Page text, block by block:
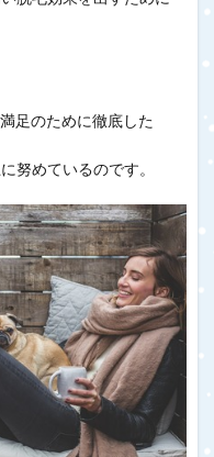
足のために徹底した
努めているのです。